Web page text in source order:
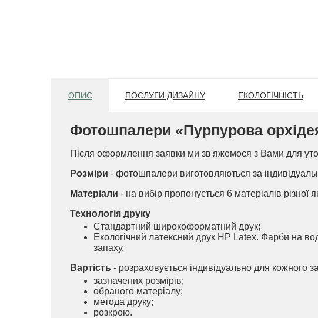
ОПИС ПОСЛУГИ ДИЗАЙНУ ЕКОЛОГІЧНІСТЬ
Фотошпалери «Пурпурова
Після оформлення заявки ми зв'яжемося з Вами для
Розміри - фотошпалери виготовляються за
Матеріали - на вибір пропонується 6 матеріалів різної
Технологія друку
Стандартний широкоформатний друк;
Екологічний латексний друк HP Latex. Фарби на
запаху.
Вартість - розраховується індивідуально для кожного
зазначених розмірів;
обраного матеріалу;
метода друку;
розкрою.